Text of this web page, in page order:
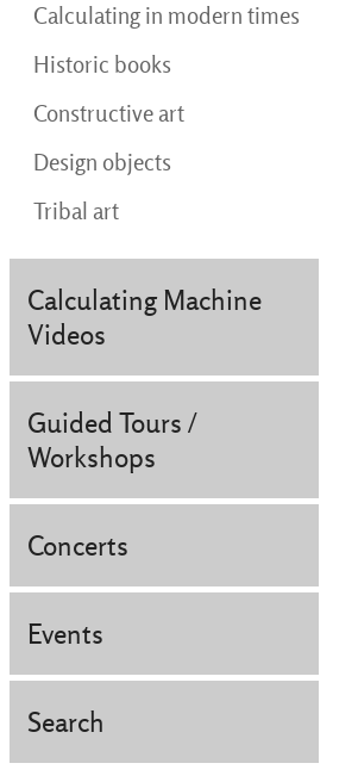
Calculating in modern times
Historic books
Constructive art
Design objects
Tribal art
Calculating Machine
Videos
Guided Tours /
Workshops
Concerts
Events
Search